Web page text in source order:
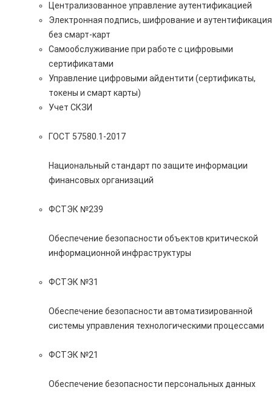
Централизованное управление аутентификацией
Электронная подпись, шифрование и аутентификация
без смарт-карт
Самообслуживание при работе с цифровыми
сертификатами
Управление цифровыми айдентити (сертификаты,
токены и смарт карты)
Учет СКЗИ
ГОСТ 57580.1-2017
Национальный стандарт по защите информации
финансовых организаций
ФСТЭК №239
Обеспечение безопасности объектов критической
информационной инфраструктуры
ФСТЭК №31
Обеспечение безопасности автоматизированной
системы управления технологическими процессами
ФСТЭК №21
Обеспечение безопасности персональных данных